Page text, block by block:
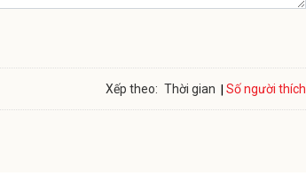
Xếp theo: Thời gian Số người thích